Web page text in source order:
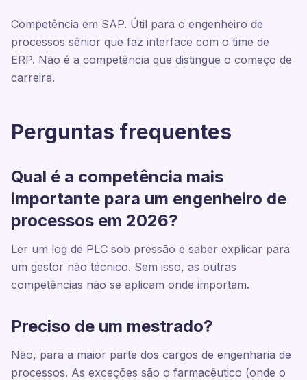
Competência em SAP. Útil para o engenheiro de
processos sênior que faz interface com o time de
ERP. Não é a competência que distingue o começo de
carreira.
Perguntas frequentes
Qual é a competência mais
importante para um engenheiro de
processos em 2026?
Ler um log de PLC sob pressão e saber explicar para
um gestor não técnico. Sem isso, as outras
competências não se aplicam onde importam.
Preciso de um mestrado?
Não, para a maior parte dos cargos de engenharia de
processos. As exceções são o farmacêutico (onde o